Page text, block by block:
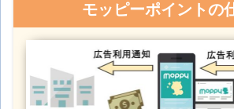
モッピーポイントの